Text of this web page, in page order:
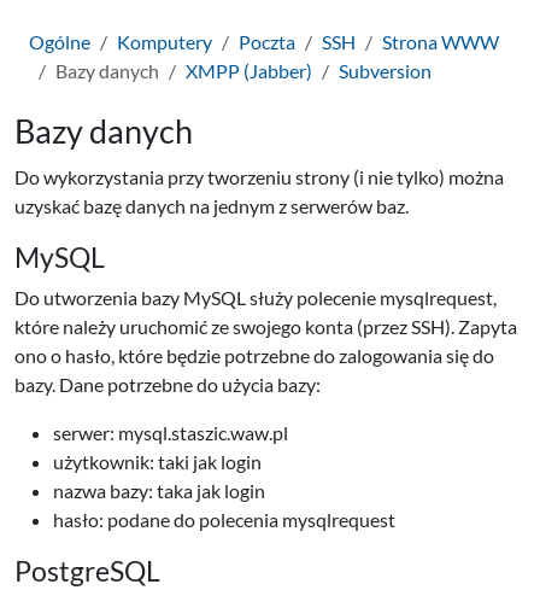
Ogólne Komputery Poczta SSH
Strona WWW
Bazy danych
XMPP (Jabber) Subversion
Bazy danych
Do wykorzystania przy tworzeniu strony (i nie tylko) można
uzyskać bazę danych na jednym z serwerów baz.
MySQL
Do utworzenia bazy MySQL służy polecenie mysqlrequest,
które należy uruchomić ze swojego konta (przez SSH). Zapyta
ono o hasło, które będzie potrzebne do zalogowania się do
bazy. Dane potrzebne do użycia bazy:
serwer: mysql.staszic.waw.pl
użytkownik: taki jak login
nazwa bazy: taka jak login
hasło: podane do polecenia mysqlrequest
PostgreSQL